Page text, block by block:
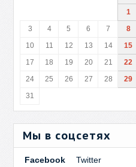
1
3
4 5 6 7 8
10
11 12 13 14 15
17
18 19 20 21 22
24
25 26 27 28 29
31
Мы в соцсетях
Facebook Twitter